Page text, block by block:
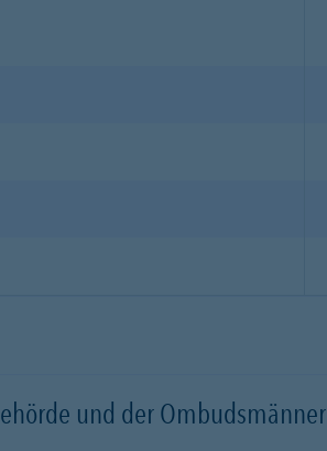
und der Ombudsmänner